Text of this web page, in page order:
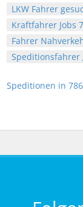
LKW Fahrer
Kraftfahrer Jobs
Fahrer
Speditionsfahrer
Speditionen in